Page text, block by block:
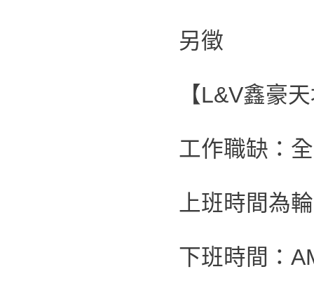
另徵
【L&V鑫豪
工作職缺：
上班時間為
下班時間：